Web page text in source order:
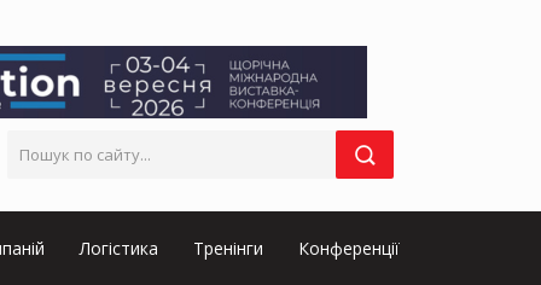
Логістика Тренінги Конференції